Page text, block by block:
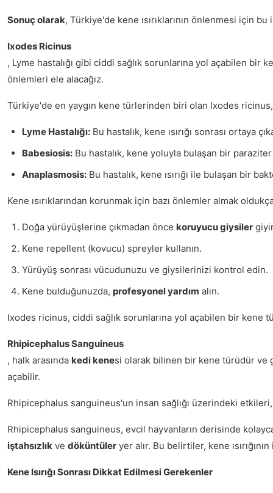
Sonuç olarak, Türkiye'de kene ısırıklarının önlenmesi için
Ixodes Ricinus
, Lyme hastalığı gibi ciddi sağlık sorunlarına yol açabilen bir
önlemleri ele alacağız.
Türkiye'de en yaygın kene türlerinden biri olan Ixodes
Lyme Hastalığı: Bu hastalık, kene ısırığı sonrası ortaya
Babesiosis: Bu hastalık, kene yoluyla bulaşan bir
Anaplasmosis: Bu hastalık, kene ısırığı ile bulaşan bir
Kene ısırıklarından korunmak için bazı önlemler almak
Doğa yürüyüşlerine çıkmadan önce koruyucu giysiler
Kene repellent (kovucu) spreyler kullanın.
Yürüyüş sonrası vücudunuzu ve giysilerinizi kontrol edin.
Kene bulduğunuzda, profesyonel yardım alın.
Ixodes ricinus, ciddi sağlık sorunlarına yol açabilen bir kene
Rhipicephalus Sanguineus
, halk arasında kedi kenesi olarak bilinen bir kene türüdür ve
açabilir.
Rhipicephalus sanguineus'un insan sağlığı üzerindeki
Rhipicephalus sanguineus, evcil hayvanların derisinde
iştahsızlık ve döküntüler yer alır. Bu belirtiler, kene
Kene Isırığı Sonrası Dikkat Edilmesi Gerekenler